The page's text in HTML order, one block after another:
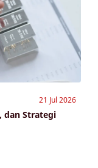
21 Jul 2026
dan Strategi